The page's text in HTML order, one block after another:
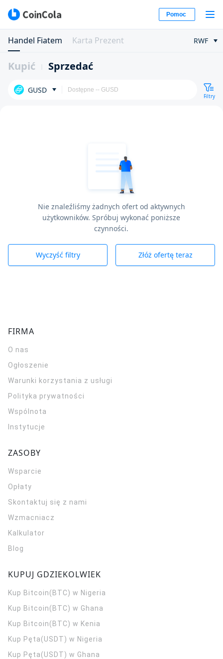
Pomoc
Handel Fiatem Karta Prezent RWF
Kupić Sprzedać
GUSD
Filtry
Nie znaleźliśmy żadnych ofert od aktywnych
użytkowników. Spróbuj wykonać poniższe
czynności.
Wyczyść filtry Złóż ofertę teraz
FIRMA
O nas
Ogłoszenie
Warunki korzystania z usługi
Polityka prywatności
Wspólnota
Instytucje
ZASOBY
Wsparcie
Opłaty
Skontaktuj się z nami
Wzmacniacz
Kalkulator
Blog
KUPUJ GDZIEKOLWIEK
Kup Bitcoin(BTC) w Nigeria
Kup Bitcoin(BTC) w Ghana
Kup Bitcoin(BTC) w Kenia
Kup Pęta(USDT) w Nigeria
Kup Pęta(USDT) w Ghana